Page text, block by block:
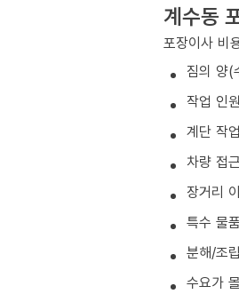
계수동
포장이사 비
짐의 양(
작업 인
계단 작
차량 접
장거리
특수 물
분해/조
수요가